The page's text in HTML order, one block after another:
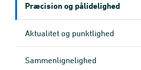
Præcision og pålidelighed
Aktualitet og punktlighed
Sammenlignelighed